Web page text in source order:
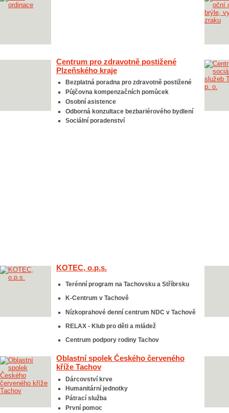
Centrum pro zdravotně postižené
Plzeňského kraje
Bezplatná poradna pro zdravotně postižené
Půjčovna kompenzačních pomůcek
Osobní asistence
Odborná konzultace bezbariérového bydlení
Sociální poradenství
KOTEC, o.p.s.
Terénní program na Tachovsku a Stříbrsku
K-Centrum v Tachově
Nízkoprahové denní centrum NDC v Tachově
RELAX - Klub pro děti a mládež
Centrum podpory rodiny Tachov
Oblastní spolek Českého červeného
kříže Tachov
Dárcovství krve
Humanitární jednotky
Pátrací služba
První pomoc